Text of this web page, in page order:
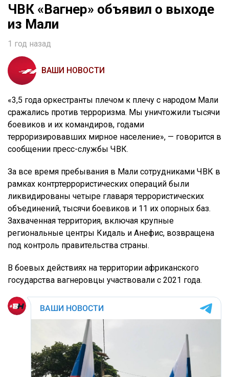
ЧВК «Вагнер» объявил о выходе
из Мали
1 год назад
ВАШИ НОВОСТИ
«3,5 года оркестранты плечом к плечу с народом Мали
сражались против терроризма. Мы уничтожили тысячи
боевиков и их командиров, годами
терроризировавших мирное население», — говорится в
сообщении пресс-службы ЧВК.
За все время пребывания в Мали сотрудниками ЧВК в
рамках контртеррористических операций были
ликвидированы четыре главаря террористических
объединений, тысячи боевиков и 11 их опорных баз.
Захваченная территория, включая крупные
региональные центры Кидаль и Анефис, возвращена
под контроль правительства страны.
В боевых действиях на территории африканского
государства вагнеровцы участвовали с 2021 года.